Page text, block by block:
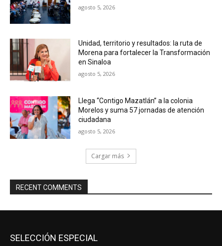
agosto 5, 2026
Unidad, territorio y resultados: la ruta de
Morena para fortalecer la Transformación
en Sinaloa
agosto 5, 2026
Llega “Contigo Mazatlán” a la colonia
Morelos y suma 57 jornadas de atención
ciudadana
agosto 5, 2026
Cargar más
RECENT COMMENTS
SELECCIÓN ESPECIAL